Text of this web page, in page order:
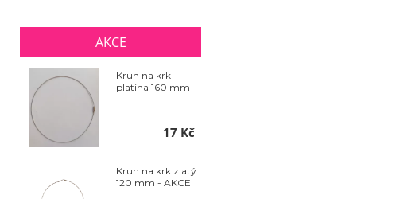
AKCE
Kruh na krk
platina 160 mm
17 Kč
Kruh na krk zlatý
120 mm - AKCE